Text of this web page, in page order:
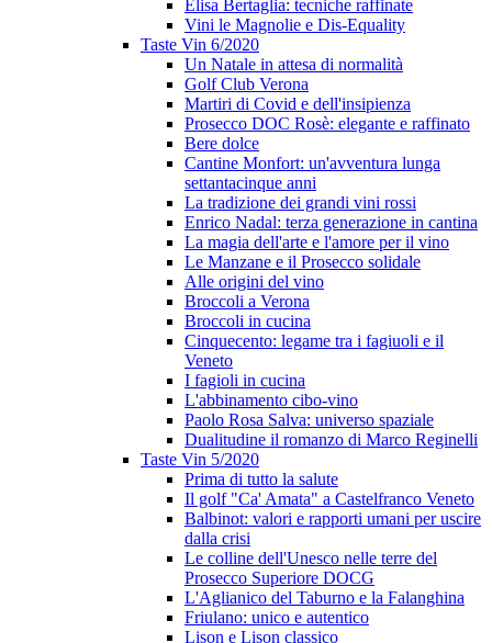
Elisa Bertaglia: tecniche raffinate
Vini le Magnolie e Dis-Equality
Taste Vin 6/2020
Un Natale in attesa di normalità
Golf Club Verona
Martiri di Covid e dell'insipienza
Prosecco DOC Rosè: elegante e raffinato
Bere dolce
Cantine Monfort: un'avventura lunga
settantacinque anni
La tradizione dei grandi vini rossi
Enrico Nadal: terza generazione in cantina
La magia dell'arte e l'amore per il vino
Le Manzane e il Prosecco solidale
Alle origini del vino
Broccoli a Verona
Broccoli in cucina
Cinquecento: legame tra i fagiuoli e il
Veneto
I fagioli in cucina
L'abbinamento cibo-vino
Paolo Rosa Salva: universo spaziale
Dualitudine il romanzo di Marco Reginelli
Taste Vin 5/2020
Prima di tutto la salute
Il golf "Ca' Amata" a Castelfranco Veneto
Balbinot: valori e rapporti umani per uscire
dalla crisi
Le colline dell'Unesco nelle terre del
Prosecco Superiore DOCG
L'Aglianico del Taburno e la Falanghina
Friulano: unico e autentico
Lison e Lison classico